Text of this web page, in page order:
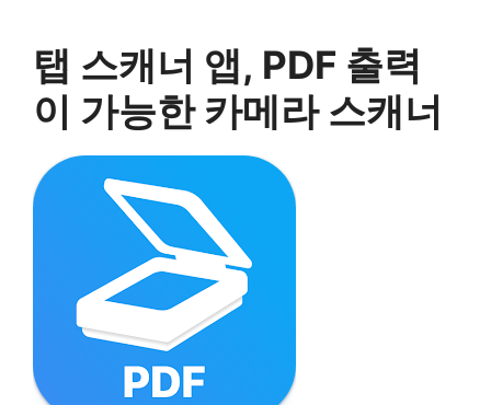
탭 스캐너 앱, PDF 출력
이 가능한 카메라 스캐너